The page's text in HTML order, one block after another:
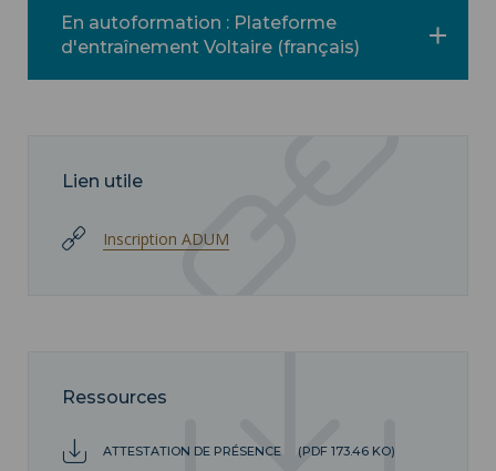
En autoformation : Plateforme
d'entraînement Voltaire (français)
Lien utile
Inscription ADUM
Ressources
ATTESTATION DE PRÉSENCE (PDF 173.46 KO)